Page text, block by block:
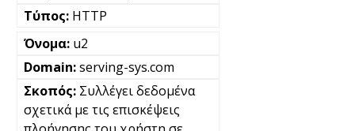
HTTP
u2
serving-sys.com
Συλλέγει δεδομένα
σχετικά με τις επισκέψεις